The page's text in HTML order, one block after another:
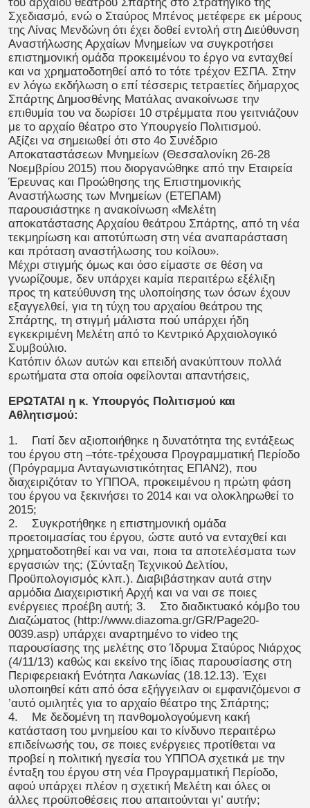
Σχεδιασμό, ενώ ο Σταύρος Μπένος μετέφερε εκ μέρους
της Λίνας Μενδώνη ότι έχει δοθεί εντολή στη Διεύθυνση
Αναστήλωσης Αρχαίων Μνημείων να συγκροτήσει
επιστημονική ομάδα προκειμένου το έργο να ενταχθεί
και να χρηματοδοτηθεί από το τότε τρέχον ΕΣΠΑ. Στην
εν λόγω εκδήλωση ο επί τέσσερις τετραετίες δήμαρχος
Σπάρτης Δημοσθένης Ματάλας ανακοίνωσε την
επιθυμία του να δωρίσει 10 στρέμματα που γειτνιάζουν
με το αρχαίο θέατρο στο Υπουργείο Πολιτισμού.
Αξίζει να σημειωθεί ότι στο 4ο Συνέδριο
Αποκαταστάσεων Μνημείων (Θεσσαλονίκη 26-28
Νοεμβρίου 2015) που διοργανώθηκε από την Εταιρεία
Έρευνας και Προώθησης της Επιστημονικής
Αναστήλωσης των Μνημείων (ΕΤΕΠΑΜ)
παρουσιάστηκε η ανακοίνωση «Μελέτη
αποκατάστασης Αρχαίου θεάτρου Σπάρτης, από τη νέα
τεκμηρίωση και αποτύπωση στη νέα αναπαράσταση
και πρόταση αναστήλωσης του κοίλου».
Μέχρι στιγμής όμως και όσο είμαστε σε θέση να
γνωρίζουμε, δεν υπάρχει καμία περαιτέρω εξέλιξη
προς τη κατεύθυνση της υλοποίησης των όσων έχουν
εξαγγελθεί, για τη τύχη του αρχαίου θεάτρου της
Σπάρτης, τη στιγμή μάλιστα πού υπάρχει ήδη
εγκεκριμένη Μελέτη από το Κεντρικό Αρχαιολογικό
Συμβούλιο.
Κατόπιν όλων αυτών και επειδή ανακύπτουν πολλά
ερωτήματα στα οποία οφείλονται απαντήσεις,
ΕΡΩΤΑΤΑΙ η κ. Υπουργός Πολιτισμού και
Αθλητισμού:
1. Γιατί δεν αξιοποιήθηκε η δυνατότητα της εντάξεως
του έργου στη –τότε-τρέχουσα Προγραμματική Περίοδο
(Πρόγραμμα Ανταγωνιστικότητας ΕΠΑΝ2), που
διαχειριζόταν το ΥΠΠΟΑ, προκειμένου η πρώτη φάση
του έργου να ξεκινήσει το 2014 και να ολοκληρωθεί το
2015;
2. Συγκροτήθηκε η επιστημονική ομάδα
προετοιμασίας του έργου, ώστε αυτό να ενταχθεί και
χρηματοδοτηθεί και να ναι, ποια τα αποτελέσματα των
εργασιών της; (Σύνταξη Τεχνικού Δελτίου,
Προϋπολογισμός κλπ.). Διαβιβάστηκαν αυτά στην
αρμόδια Διαχειριστική Αρχή και να ναι σε ποιες
ενέργειες προέβη αυτή; 3. Στο διαδικτυακό κόμβο του
Διαζώματος (http://www.diazoma.gr/GR/Page20-
0039.asp) υπάρχει αναρτημένο το video της
παρουσίασης της μελέτης στο Ίδρυμα Σταύρος Νιάρχος
(4/11/13) καθώς και εκείνο της ίδιας παρουσίασης στη
Περιφερειακή Ενότητα Λακωνίας (18.12.13). Έχει
υλοποιηθεί κάτι από όσα εξήγγειλαν οι εμφανιζόμενοι σ
’αυτό ομιλητές για το αρχαίο θέατρο της Σπάρτης;
4. Με δεδομένη τη πανθομολογούμενη κακή
κατάσταση του μνημείου και το κίνδυνο περαιτέρω
επιδείνωσής του, σε ποιες ενέργειες προτίθεται να
προβεί η πολιτική ηγεσία του ΥΠΠΟΑ σχετικά με την
ένταξη του έργου στη νέα Προγραμματική Περίοδο,
αφού υπάρχει πλέον η σχετική Μελέτη και όλες οι
άλλες προϋποθέσεις που απαιτούνται γι’ αυτήν;